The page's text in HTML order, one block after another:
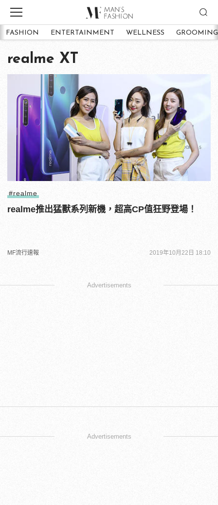
FASHION ENTERTAINMENT WELLNESS GROOMING
realme XT
#realme
realme推出猛獸系列新機，超高CP值狂野登場！
MF流行速報 2019年10月22日 18:10
Advertisements
Advertisements